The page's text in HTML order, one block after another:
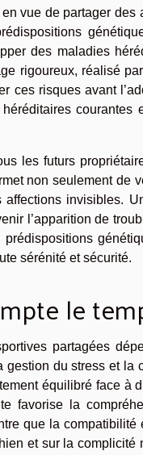
vue de partager
des maladies
rigoureux, réalisé
ces risques avant
courantes
les futurs
non seulement de
affections invisibles.
l’apparition de
sérénité et sécurité.
le
partagées
gestion du stress et la
équilibré face à
favorise la
que la
et sur la